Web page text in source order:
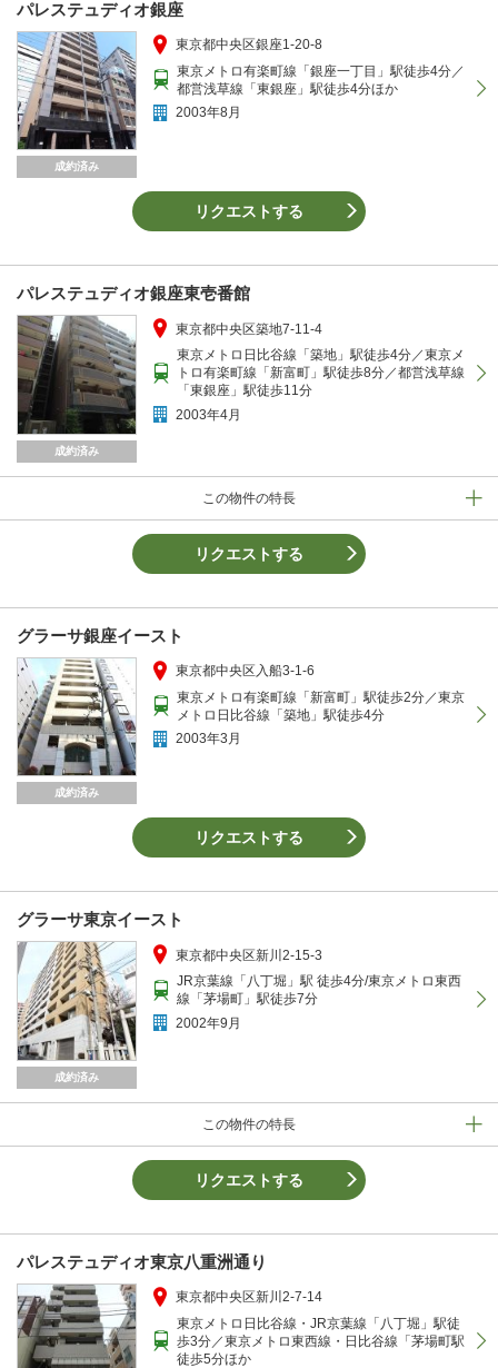
パレステュディオ銀座
成約済み
東京都中央区銀座1-20-8
東京メトロ有楽町線「銀座一丁目」駅徒歩4分／
都営浅草線「東銀座」駅徒歩4分ほか
2003年8月
リクエストする
パレステュディオ銀座東壱番館
成約済み
この物件の特長
東京都中央区築地7-11-4
東京メトロ日比谷線「築地」駅徒歩4分／東京メ
トロ有楽町線「新富町」駅徒歩8分／都営浅草線
「東銀座」駅徒歩11分
2003年4月
リクエストする
グラーサ銀座イースト
成約済み
東京都中央区入船3-1-6
東京メトロ有楽町線「新富町」駅徒歩2分／東京
メトロ日比谷線「築地」駅徒歩4分
2003年3月
リクエストする
グラーサ東京イースト
成約済み
この物件の特長
東京都中央区新川2-15-3
JR京葉線「八丁堀」駅 徒歩4分/東京メトロ東西
線「茅場町」駅徒歩7分
2002年9月
リクエストする
パレステュディオ東京八重洲通り
東京都中央区新川2-7-14
東京メトロ日比谷線・JR京葉線「八丁堀」駅徒
歩3分／東京メトロ東西線・日比谷線「茅場町駅
徒歩5分ほか